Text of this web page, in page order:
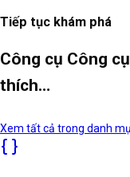
Tiếp tục khám phá
Công cụ Công
thích…
Xem tất cả trong danh